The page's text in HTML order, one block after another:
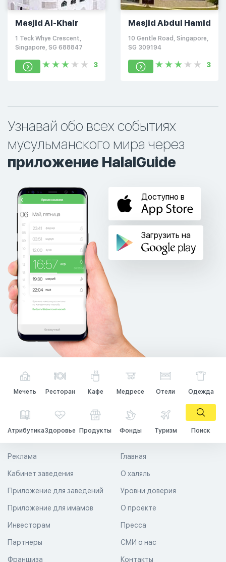
Masjid Al-Khair
1 Teck Whye Crescent,
Singapore, SG 688847
3
Masjid Abdul Hamid
10 Gentle Road, Singapore,
SG 309194
3
Узнавай обо всех событиях
мусульманского мира через
приложение HalalGuide
Доступно в
Загрузить на
Мечеть Ресторан Кафе Медресе Отели Одежда
АтрибутикаЗдоровье Продукты Фонды Туризм Поиск
Главная
О халяль
Уровни доверия
Реклама
Кабинет заведения
Приложение для заведений
Приложение для имамов О проекте
Пресса
СМИ о нас
Контакты
Инвесторам
Партнеры
Франшиза